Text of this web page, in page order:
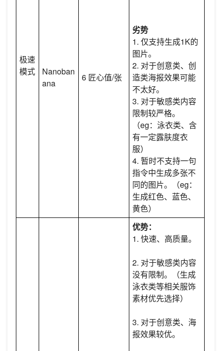
极速
模式
Nanoban
ana
6 匠心值/张
劣势
1. 仅支持生成1K的
图片。
2. 对于创意类、创
造类海报效果可能
不太好。
3. 对于敏感类内容
限制较严格。
（eg：泳衣类、含
有一定露肤度衣
服）
4. 暂时不支持一句
指令中生成多张不
同的图片。（eg：
生成红色、蓝色、
黄色）
优势：
1. 快速、高质量。
2. 对于敏感类内容
没有限制。（生成
泳衣类等相关服饰
素材优先选择）
3. 对于创意类、海
报效果较优。